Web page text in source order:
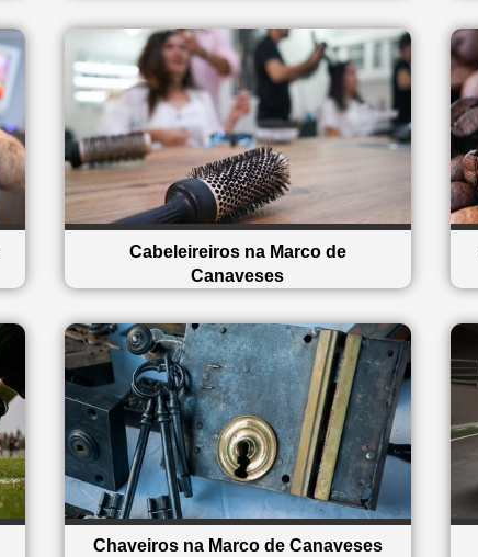
Cabeleireiros na Marco de
Canaveses
Chaveiros na Marco de Canaveses